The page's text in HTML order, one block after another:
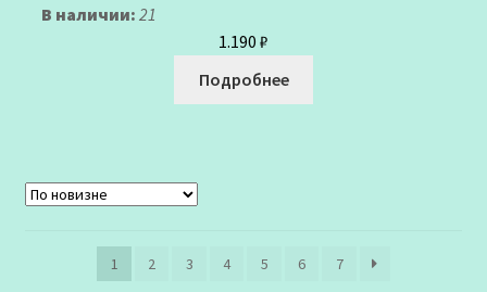
В наличии: 21
1.190 ₽
Подробнее
1 2 3 4 5 6 7